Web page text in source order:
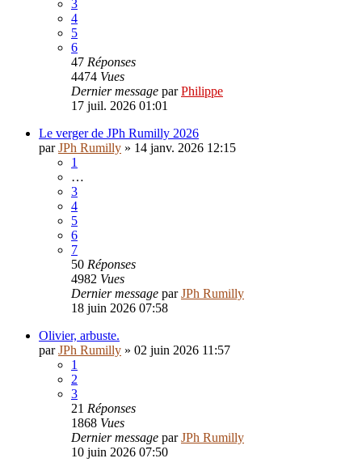
3
4
5
6
47 Réponses
4474 Vues
Dernier message parPhilippe
17 juil. 2026 01:01
Le verger de JPh Rumilly 2026
parJPh Rumilly » 14 janv. 2026 12:15
1
…
3
4
5
6
7
50 Réponses
4982 Vues
Dernier message parJPh Rumilly
18 juin 2026 07:58
Olivier, arbuste.
parJPh Rumilly » 02 juin 2026 11:57
1
2
3
21 Réponses
1868 Vues
Dernier message parJPh Rumilly
10 juin 2026 07:50